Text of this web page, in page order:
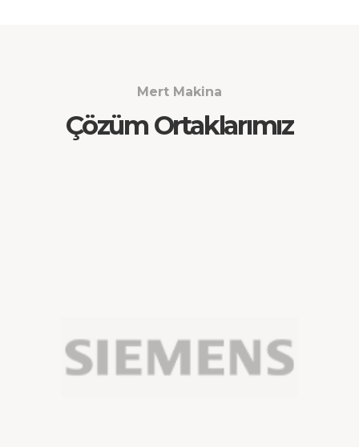
Mert Makina
Çözüm Ortaklarımız